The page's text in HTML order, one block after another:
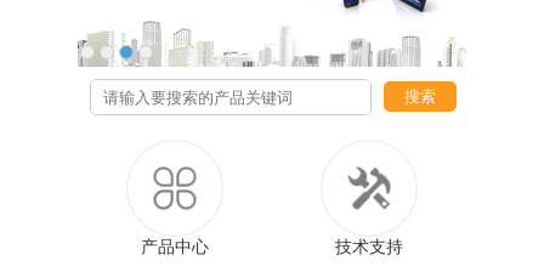
搜索
产品中心 技术支持